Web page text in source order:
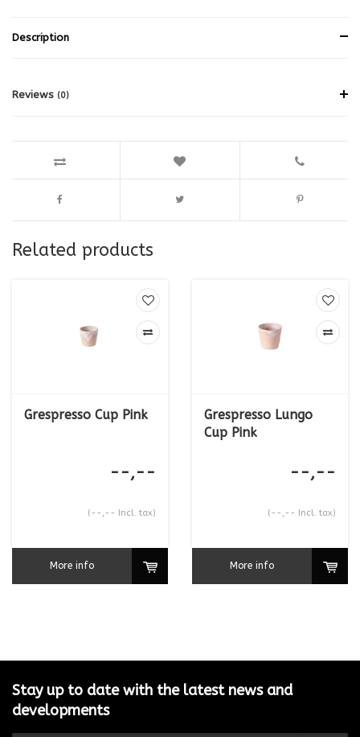
Description
Reviews (0)
Related products
Grespresso Cup Pink
--,--
(--,-- Incl. tax)
More info
Grespresso Lungo
Cup Pink
--,--
(--,-- Incl. tax)
More info
Stay up to date with the latest news and
developments